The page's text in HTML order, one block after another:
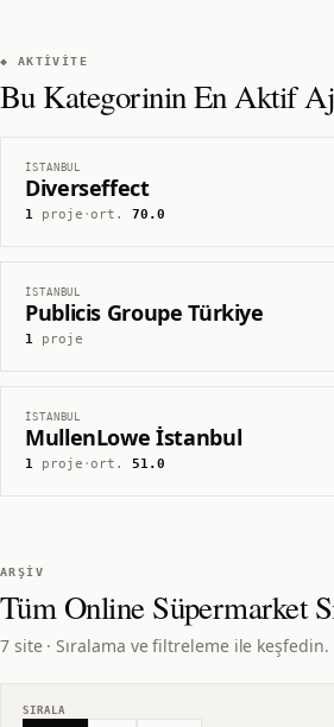
◆ AKTIVITE
Bu Kategorinin En Aktif
İSTANBUL
Diverseffect
1proje ·ort.70.0
İSTANBUL
Publicis Groupe Türkiye
1proje
İSTANBUL
MullenLowe İstanbul
1proje ·ort.51.0
ARŞIV
TümOnline Süpermarket
7 site · Sıralama ve filtreleme ile keşfedin.
SIRALA